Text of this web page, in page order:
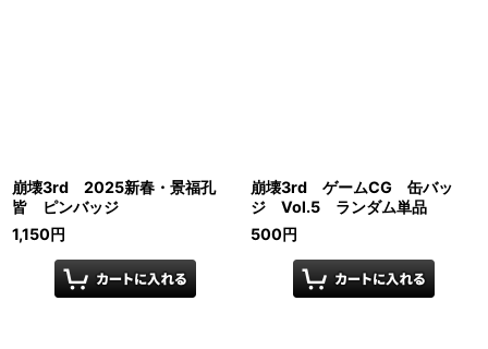
崩壊3rd 2025新春・景福孔
皆 ピンバッジ
1,150円
崩壊3rd ゲームCG 缶バッ
ジ Vol.5 ランダム単品
500円